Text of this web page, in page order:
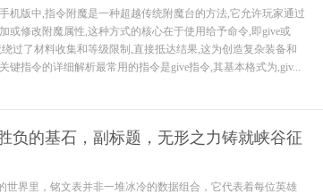
机版中,指令附魔是一种超越传统附魔台的方法,它允许玩家通过
或修改附魔属性,这种方式的核心在于使用给予命令,即give或
过了材料收集和等级限制,直接抵达结果,这为创造复杂装备和
键指令的详细解析最常用的指令是give指令,其基本格式为,giv...
负的基石，副标题，无形之力铸就峡谷征
世界里，铭文表并非一堆冰冷的数据组合，它代表着每位英雄